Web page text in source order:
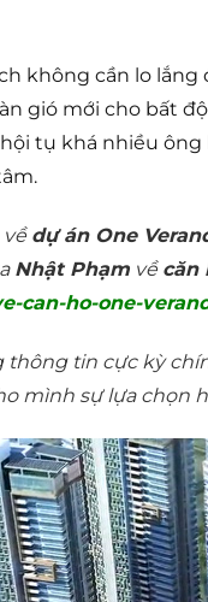
không cần lo
gió mới cho bất
tụ khá nhiều
về dự án One
Nhật Phạm về căn
can-ho-one-
thông tin cực kỳ
mình sự lựa chọn